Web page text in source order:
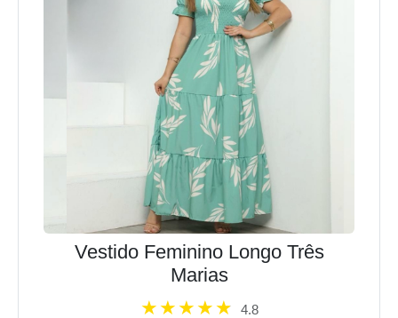
Vestido Feminino Longo Três
Marias
4.8